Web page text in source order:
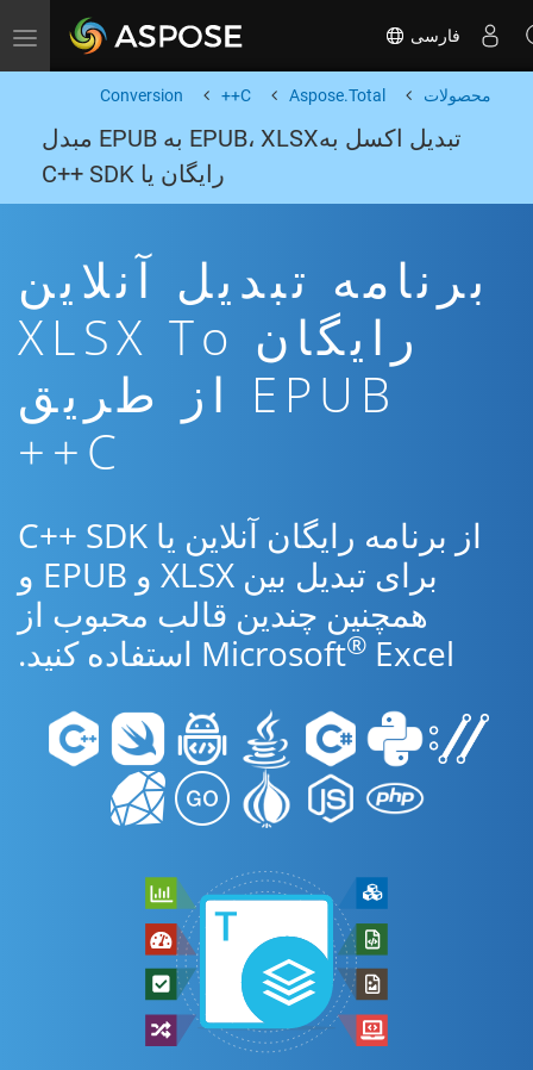
Toggle navigation فارسی
محصولات Aspose.Total
C++
Conversion
تبدیل اکسل بهEPUB، XLSX به EPUB مبدل
رایگان یا C++ SDK
برنامه تبدیل آنلاین
رایگان XLSX To
EPUB از طریق
C++
از برنامه رایگان آنلاین یا C++ SDK
برای تبدیل بین XLSX و EPUB و
همچنین چندین قالب محبوب از
Microsoft® Excel استفاده کنید.